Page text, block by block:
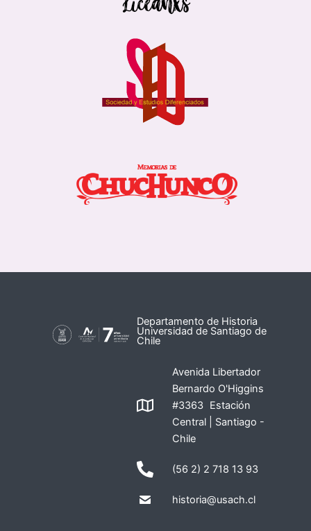
Departamento de Historia
Universidad de Santiago de
Chile
Avenida Libertador
Bernardo O'Higgins
#3363 Estación
Central | Santiago -
Chile
(56 2) 2 718 13 93
historia@usach.cl